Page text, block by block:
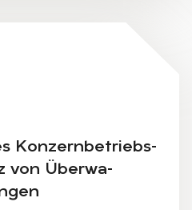
Kon­zern­be­triebs­
von Über­wa­